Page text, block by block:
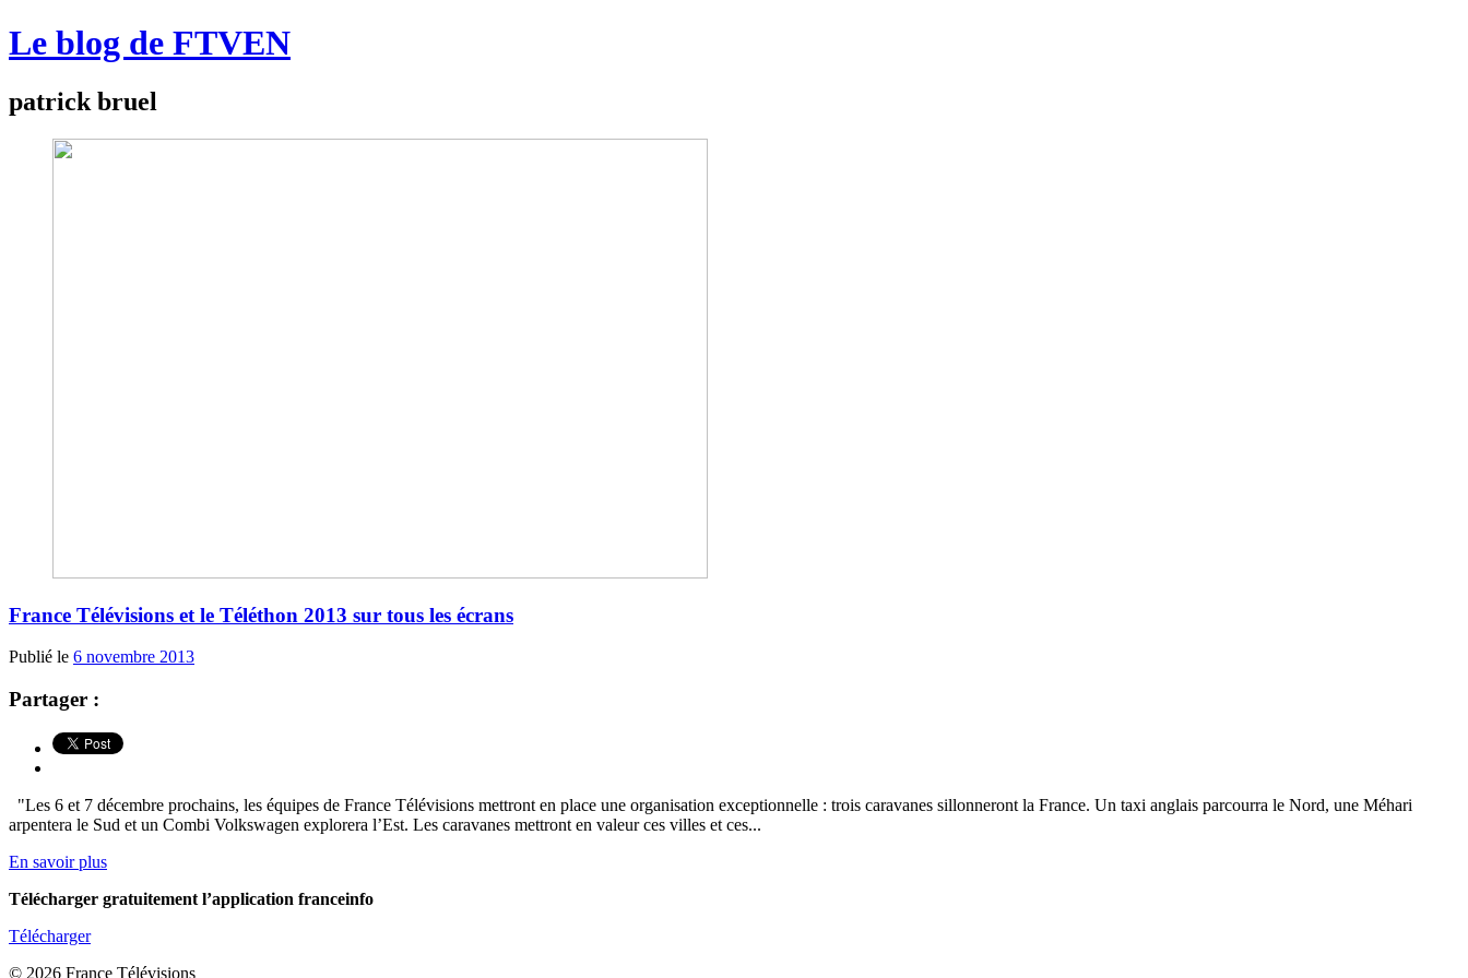
Le blog de FTVEN
patrick bruel
France Télévisions et le Téléthon 2013 sur tous les écrans
Publié le 6 novembre 2013
Partager :
"Les 6 et 7 décembre prochains, les équipes de France Télévisions mettront en place une organisation exceptionnelle : trois caravanes sillonneront la France. Un taxi anglais parcourra le Nord, une Méhari
arpentera le Sud et un Combi Volkswagen explorera l’Est. Les caravanes mettront en valeur ces villes et ces...
En savoir plus
Télécharger gratuitement l’application franceinfo
Télécharger
© 2026 France Télévisions